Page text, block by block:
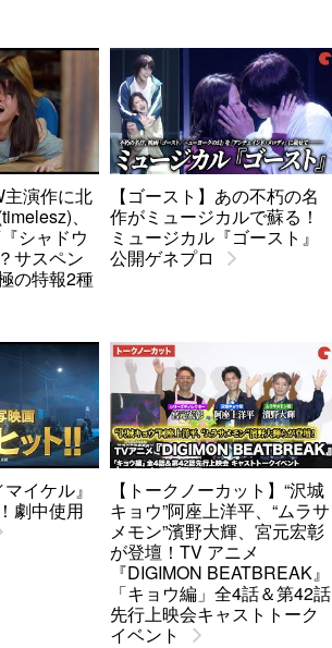
演作に北
、
シャドウ
サスペン
の特報2種
【ゴースト】あの不朽の名
作がミュージカルで蘇る！
ミュージカル『ゴースト』
公開ゲネプロ
イケル』
劇中使用
【トークノーカット】“沢城
キョウ”阿座上洋平、“ムラサ
メモン”濱野大輝、宮元宏彰
が登壇！TV アニメ
『DIGIMON BEATBREAK』
「キョウ編」全4話＆第42話
先行上映会キャストトーク
イベント